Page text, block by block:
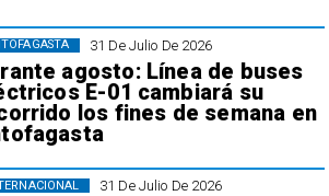
31 De Julio De 2026
agosto: Línea de buses
E-01 cambiará su
los fines de semana en
31 De Julio De 2026